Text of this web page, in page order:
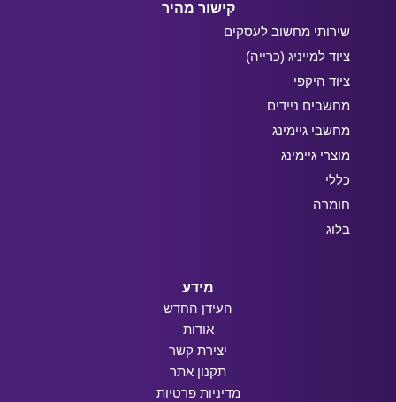
קישור מהיר
שירותי מחשוב לעסקים
ציוד למייניג (כרייה)
ציוד היקפי
מחשבים ניידים
מחשבי גיימינג
מוצרי גיימינג
כללי
חומרה
בלוג
מידע
העידן החדש
אודות
יצירת קשר
תקנון אתר
מדיניות פרטיות